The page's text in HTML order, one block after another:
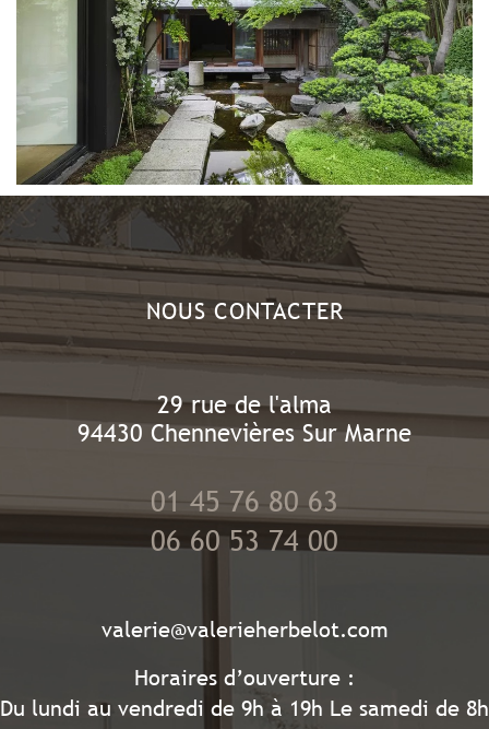
NOUS CONTACTER
29 rue de l'alma
94430 Chennevières Sur Marne
01 45 76 80 63
06 60 53 74 00
valerie@valerieherbelot.com
Horaires d’ouverture :
Du lundi au vendredi de 9h à 19h Le samedi de 8h